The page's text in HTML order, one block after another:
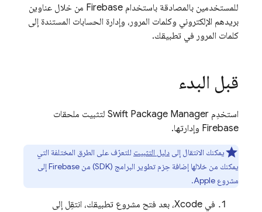
للمستخدمين بالمصادقة باستخدام Firebase من خلال عناوين
بريدهم الإلكتروني وكلمات المرور، وإدارة الحسابات المستندة إلى
كلمات المرور في تطبيقك.
قبل البدء
استخدِم Swift Package Manager لتثبيت ملحقات
Firebase وإدارتها.
يمكنك الانتقال إلى دليل التثبيت للتعرّف على الطرق المختلفة التي
يمكنك من خلالها إضافة حِزم تطوير البرامج (SDK) من Firebase إلى
مشروع Apple.
في Xcode، بعد فتح مشروع تطبيقك، انتقِل إلى